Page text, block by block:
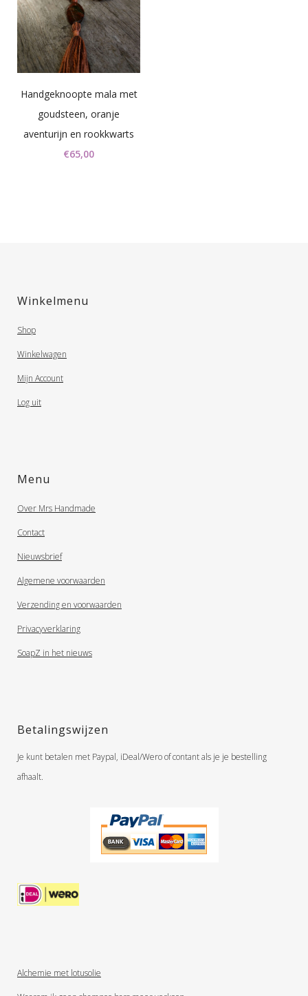
Handgeknoopte mala met
goudsteen, oranje
aventurijn en rookkwarts
€65,00
Winkelmenu
Shop
Winkelwagen
Mijn Account
Log uit
Menu
Over Mrs Handmade
Contact
Nieuwsbrief
Algemene voorwaarden
Verzending en voorwaarden
Privacyverklaring
SoapZ in het nieuws
Betalingswijzen
Je kunt betalen met Paypal, iDeal/Wero of contant als je je bestelling
afhaalt.
Alchemie met lotusolie